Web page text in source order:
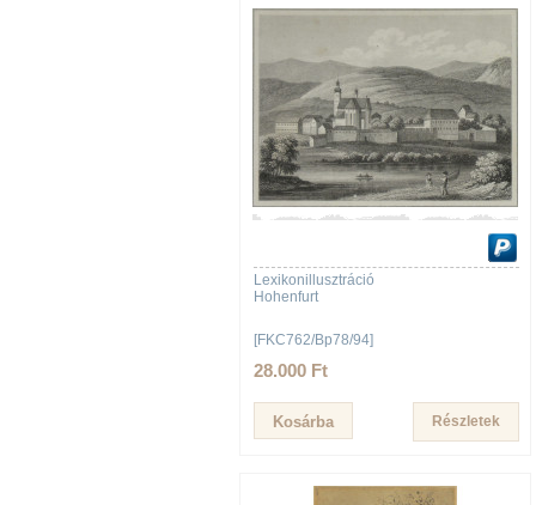
Lexikonillusztráció
Hohenfurt
[FKC762/Bp78/94]
28.000 Ft
Részletek